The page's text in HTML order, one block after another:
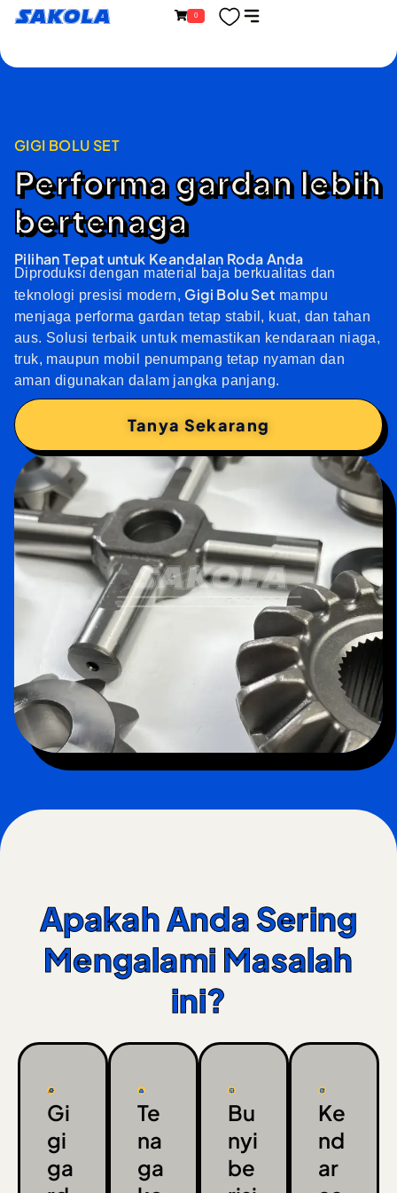
content
LewatiSakola 0
GIGI BOLU SET
Performa gardan lebih
bertenaga
Pilihan Tepat untuk Keandalan Roda Anda
Diproduksi dengan material baja berkualitas dan
teknologi presisi modern, Gigi Bolu Set mampu
menjaga performa gardan tetap stabil, kuat, dan tahan
aus. Solusi terbaik untuk memastikan kendaraan niaga,
truk, maupun mobil penumpang tetap nyaman dan
aman digunakan dalam jangka panjang.
Tanya Sekarang
Apakah Anda Sering
Mengalami Masalah
ini?
Gi
gi
ga
Te
na
ga
Bu
nyi
be
Ke
nd
ar